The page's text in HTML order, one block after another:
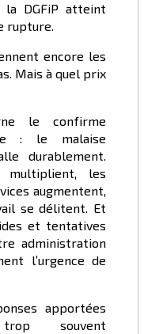
la DGFiP atteint
rupture.
encore les
Mais à quel prix
le confirme
: le malaise
durablement.
multiplient, les
augmentent,
se délitent. Et
et tentatives
administration
l’urgence de
apportées
souvent